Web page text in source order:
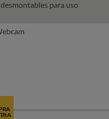
para uso